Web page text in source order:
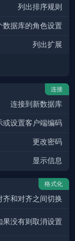
列出排序规则
数据库的角色设置
列出扩展
连接
连接到新数据库
或设置客户端编码
更改密码
显示信息
格式化
齐和对齐之间切换
没有则取消设置